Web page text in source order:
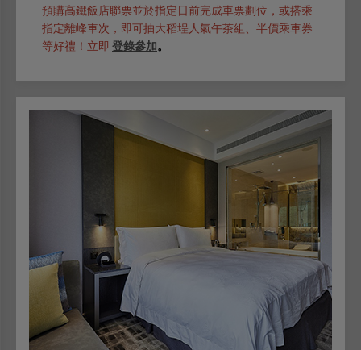
預購高鐵飯店聯票並於指定日前完成車票劃位，或搭乘
指定離峰車次，即可抽大稻埕人氣午茶組、半價乘車券
等好禮！立即 登錄參加。